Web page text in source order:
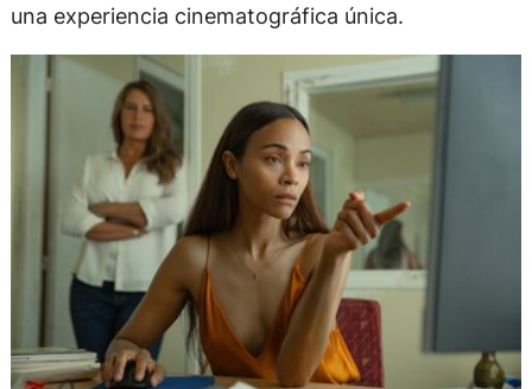
una experiencia cinematográfica única.